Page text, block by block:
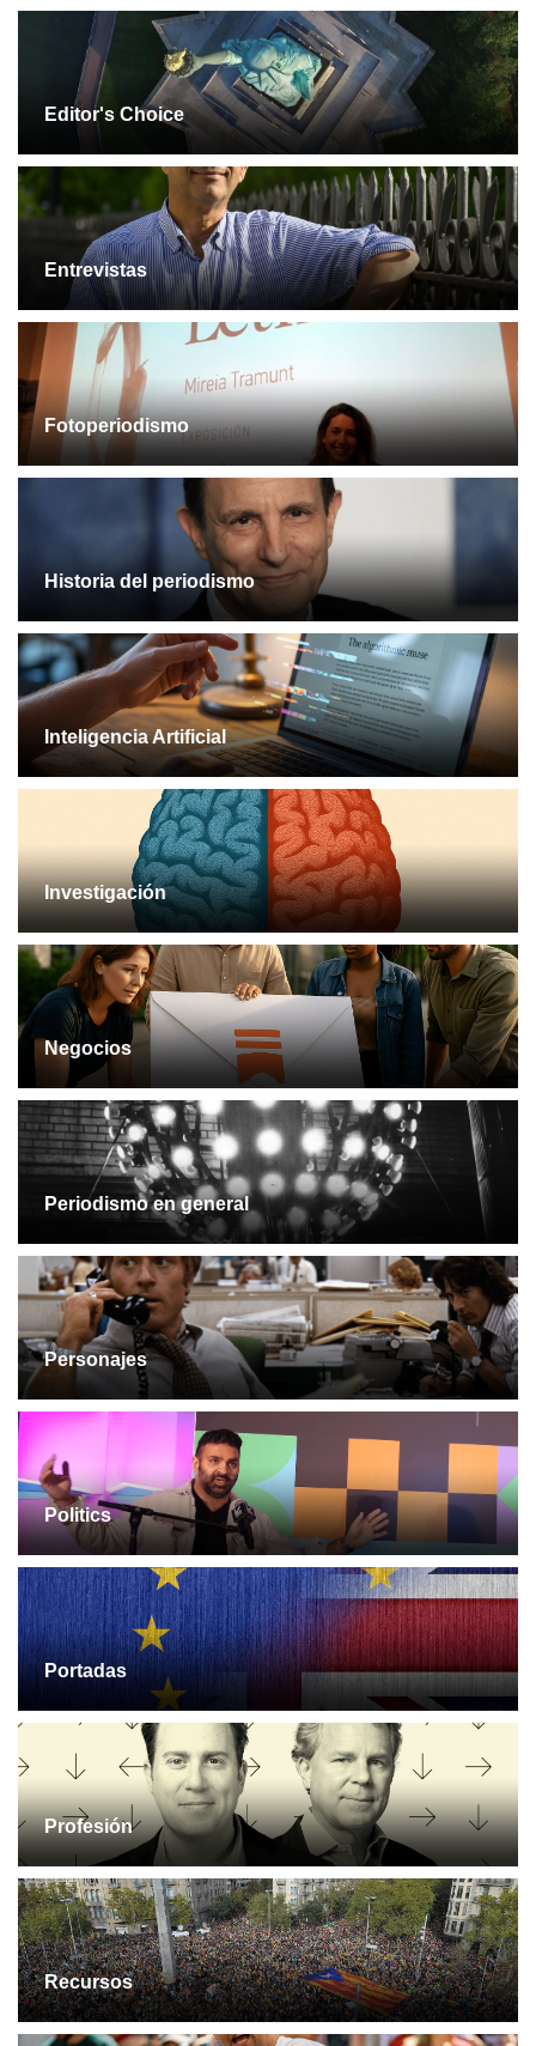
Editor's Choice
Entrevistas
Fotoperiodismo
Historia del periodismo
Inteligencia Artificial
Investigación
Negocios
Periodismo en general
Personajes
Politics
Portadas
Profesión
Recursos